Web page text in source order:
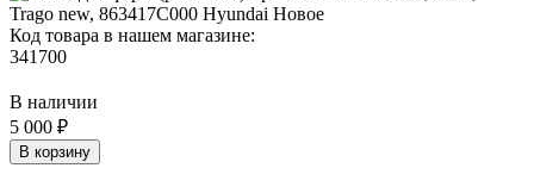
Код товара в нашем магазине:
341700
В наличии
5 000 ₽
В корзину